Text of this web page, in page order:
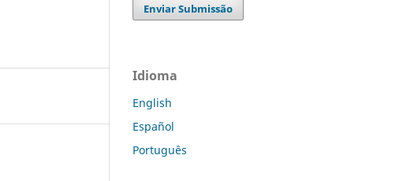
Enviar Submissão
Idioma
English
Español
Português